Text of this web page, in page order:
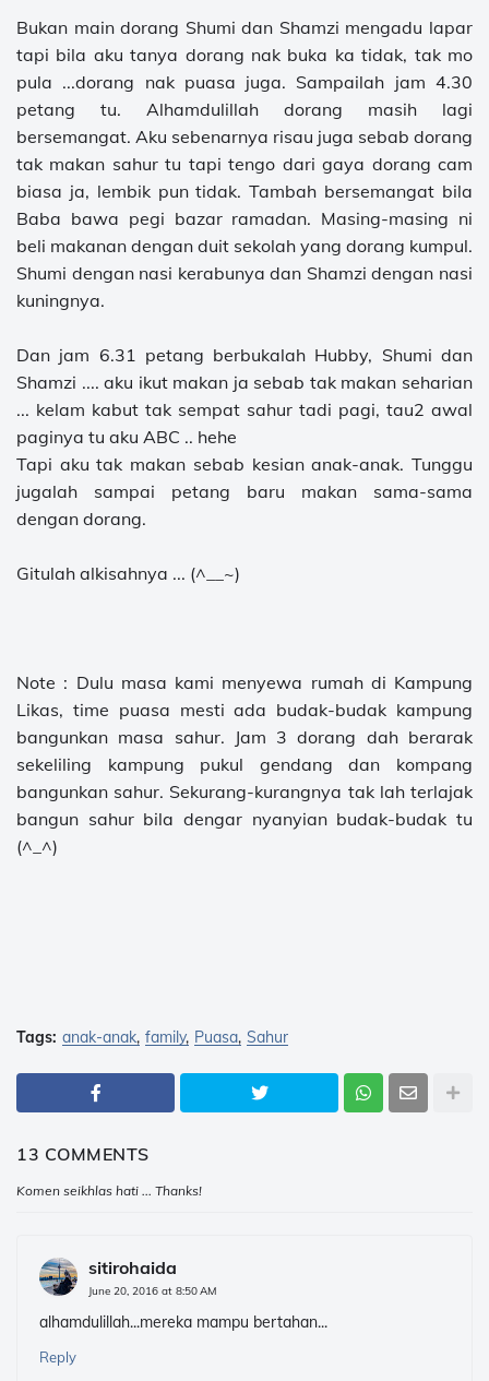
Bukan main dorang Shumi dan Shamzi mengadu lapar
tapi bila aku tanya dorang nak buka ka tidak, tak mo
pula ...dorang nak puasa juga. Sampailah jam 4.30
petang tu. Alhamdulillah dorang masih lagi
bersemangat. Aku sebenarnya risau juga sebab dorang
tak makan sahur tu tapi tengo dari gaya dorang cam
biasa ja, lembik pun tidak. Tambah bersemangat bila
Baba bawa pegi bazar ramadan. Masing-masing ni
beli makanan dengan duit sekolah yang dorang kumpul.
Shumi dengan nasi kerabunya dan Shamzi dengan nasi
kuningnya.
Dan jam 6.31 petang berbukalah Hubby, Shumi dan
Shamzi .... aku ikut makan ja sebab tak makan seharian
... kelam kabut tak sempat sahur tadi pagi, tau2 awal
paginya tu aku ABC .. hehe
Tapi aku tak makan sebab kesian anak-anak. Tunggu
jugalah sampai petang baru makan sama-sama
dengan dorang.
Gitulah alkisahnya ... (^__~)
Note : Dulu masa kami menyewa rumah di Kampung
Likas, time puasa mesti ada budak-budak kampung
bangunkan masa sahur. Jam 3 dorang dah berarak
sekeliling kampung pukul gendang dan kompang
bangunkan sahur. Sekurang-kurangnya tak lah terlajak
bangun sahur bila dengar nyanyian budak-budak tu
(^_^)
Tags: anak-anak family Puasa Sahur
13 COMMENTS
Komen seikhlas hati ... Thanks!
sitirohaida
June 20, 2016 at 8:50 AM
alhamdulillah...mereka mampu bertahan...
Reply